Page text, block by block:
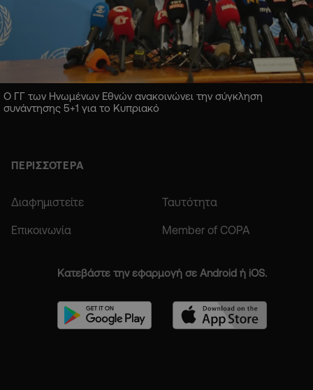
Ο ΓΓ των Ηνωμένων Εθνών ανακοινώνει την σύγκληση
συνάντησης 5+1 για το Κυπριακό
ΠΕΡΙΣΣΟΤΕΡΑ
Διαφημιστείτε Ταυτότητα
Επικοινωνία Member of COPA
Κατεβάστε την εφαρμογή σε Android ή iOS.